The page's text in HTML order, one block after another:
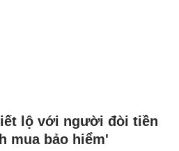
lộ với người đòi tiền
mua bảo hiểm'